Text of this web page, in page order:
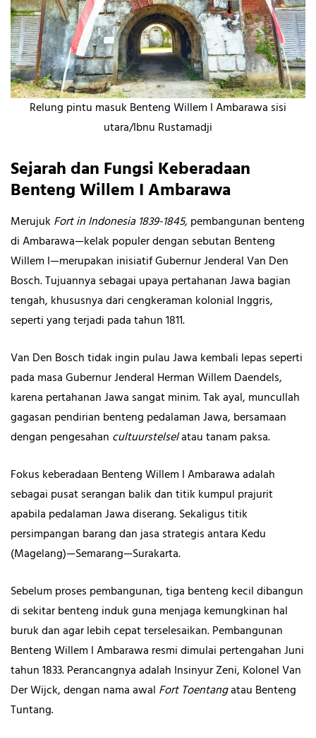
Relung pintu masuk Benteng Willem I Ambarawa sisi
utara/Ibnu Rustamadji
Sejarah dan Fungsi Keberadaan
Benteng Willem I Ambarawa
Merujuk Fort in Indonesia 1839-1845,pembangunan benteng
di Ambarawa—kelak populer dengan sebutan Benteng
Willem I—merupakan inisiatif Gubernur Jenderal Van Den
Bosch. Tujuannya sebagai upaya pertahanan Jawa bagian
tengah, khususnya dari cengkeraman kolonial Inggris,
seperti yang terjadi pada tahun 1811.
Van Den Bosch tidak ingin pulau Jawa kembali lepas seperti
pada masa Gubernur Jenderal Herman Willem Daendels,
karena pertahanan Jawa sangat minim. Tak ayal, muncullah
gagasan pendirian benteng pedalaman Jawa, bersamaan
dengan pengesahan cultuurstelselatau tanam paksa.
Fokus keberadaan Benteng Willem I Ambarawa adalah
sebagai pusat serangan balik dan titik kumpul prajurit
apabila pedalaman Jawa diserang. Sekaligus titik
persimpangan barang dan jasa strategis antara Kedu
(Magelang)—Semarang—Surakarta.
Sebelum proses pembangunan, tiga benteng kecil dibangun
di sekitar benteng induk guna menjaga kemungkinan hal
buruk dan agar lebih cepat terselesaikan. Pembangunan
Benteng Willem I Ambarawa resmi dimulai pertengahan Juni
tahun 1833. Perancangnya adalah Insinyur Zeni, Kolonel Van
Der Wijck, dengan nama awal Fort Toentangatau Benteng
Tuntang.